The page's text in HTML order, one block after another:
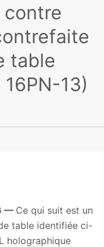
contre
table
13)
— Ce qui suit est un
table identifiée ci-
holographique